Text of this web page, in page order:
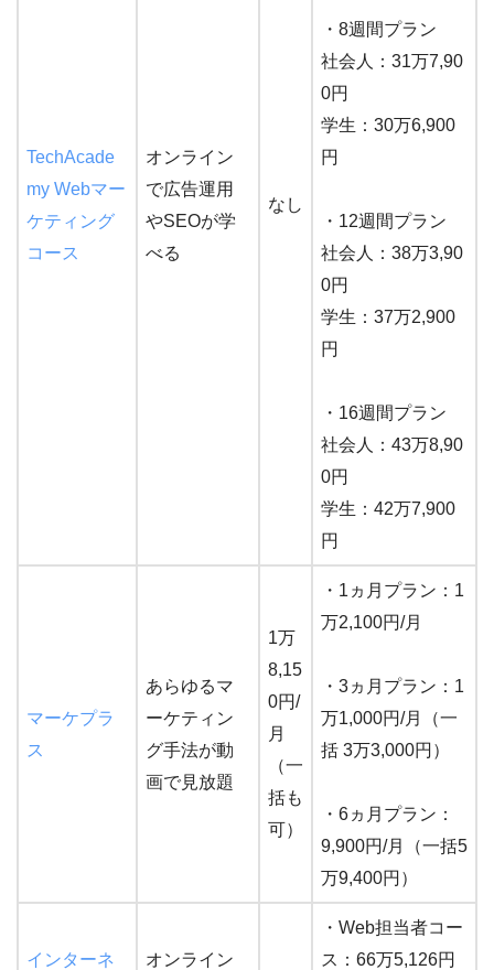
TechAcade
my Webマー
ケティング
コース
オンライン
で広告運用
やSEOが学
べる
なし
・8週間プラン
社会人：31万7,90
0円
学生：30万6,900
円
・12週間プラン
社会人：38万3,90
0円
学生：37万2,900
円
・16週間プラン
社会人：43万8,90
0円
学生：42万7,900
円
マーケプラ
ス
あらゆるマ
ーケティン
グ手法が動
画で見放題
1万
8,15
0円/
月
（一
括も
可）
・1ヵ月プラン：1
万2,100円/月
・3ヵ月プラン：1
万1,000円/月（一
括 3万3,000円）
・6ヵ月プラン：
9,900円/月（一括5
万9,400円）
インターネ
オンライン
・Web担当者コー
ス：66万5,126円